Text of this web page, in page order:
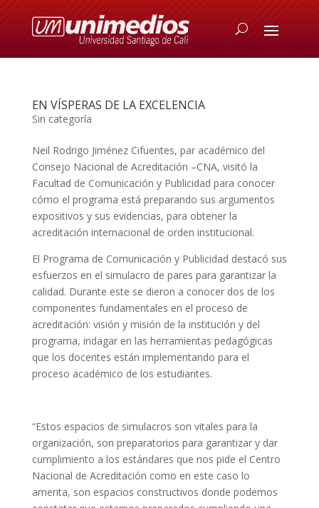
EN VÍSPERAS DE LA EXCELENCIA
Sin categoría
Neil Rodrigo Jiménez Cifuentes, par académico del
Consejo Nacional de Acreditación –CNA, visitó la
Facultad de Comunicación y Publicidad para conocer
cómo el programa está preparando sus argumentos
expositivos y sus evidencias, para obtener la
acreditación internacional de orden institucional.
El Programa de Comunicación y Publicidad destacó sus
esfuerzos en el simulacro de pares para garantizar la
calidad. Durante este se dieron a conocer dos de los
componentes fundamentales en el proceso de
acreditación: visión y misión de la institución y del
programa, indagar en las herramientas pedagógicas
que los docentes están implementando para el
proceso académico de los estudiantes.
“Estos espacios de simulacros son vitales para la
organización, son preparatorios para garantizar y dar
cumplimiento a los estándares que nos pide el Centro
Nacional de Acreditación como en este caso lo
amerita, son espacios constructivos donde podemos